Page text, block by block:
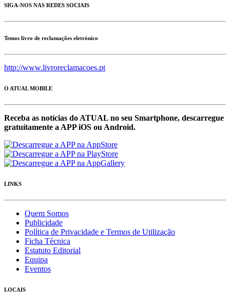
SIGA-NOS NAS REDES SOCIAIS
Temos livro de reclamações eletrónico
http://www.livroreclamacoes.pt
O ATUAL MOBILE
Receba as notícias do ATUAL no seu Smartphone, descarregue
gratuítamente a APP iOS ou Android.
LINKS
Quem Somos
Publicidade
Política de Privacidade e Termos de Utilização
Ficha Técnica
Estatuto Editorial
Equipa
Eventos
LOCAIS